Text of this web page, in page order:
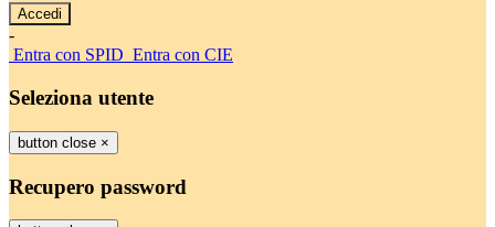
-
Entra con SPID Entra con CIE
Seleziona utente
button close ×
Recupero password